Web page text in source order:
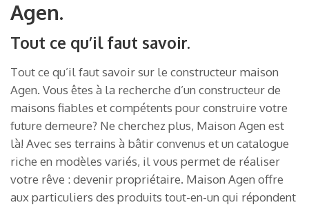
Agen.
Tout ce qu’il faut savoir.
Tout ce qu’il faut savoir sur le constructeur maison
Agen. Vous êtes à la recherche d’un constructeur de
maisons fiables et compétents pour construire votre
future demeure? Ne cherchez plus, Maison Agen est
là! Avec ses terrains à bâtir convenus et un catalogue
riche en modèles variés, il vous permet de réaliser
votre rêve : devenir propriétaire. Maison Agen offre
aux particuliers des produits tout-en-un qui répondent